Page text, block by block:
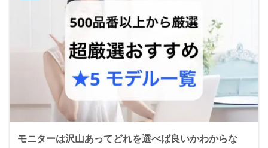
モニターは沢山あってどれを選べば良いかわからな